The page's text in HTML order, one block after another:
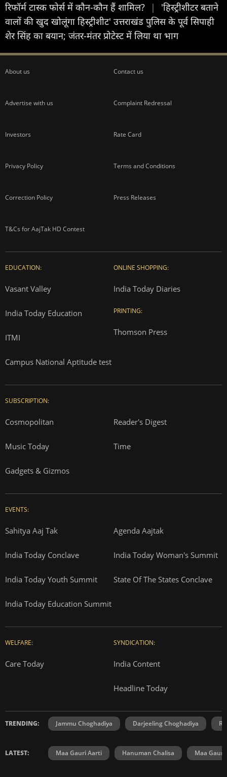
रिफॉर्म टास्क फोर्स में कौन-कौन हैं शामिल?
|
'हिस्ट्रीशीटर बताने
वालों की खुद खोलूंगा हिस्ट्रीशीट' उत्तराखंड पुलिस के पूर्व सिपाही
शेर सिंह का बयान; जंतर-मंतर प्रोटेस्ट में लिया था भाग
About us Contact us
Advertise with us Complaint Redressal
Investors Rate Card
Privacy Policy Terms and Conditions
Correction Policy Press Releases
T&Cs for AajTak HD Contest
EDUCATION:
Vasant Valley
India Today Education
ITMI
Campus National Aptitude test
ONLINE SHOPPING:
India Today Diaries
PRINTING:
Thomson Press
SUBSCRIPTION:
Cosmopolitan Reader's Digest
Music Today Time
Gadgets & Gizmos
EVENTS:
Sahitya Aaj Tak Agenda Aajtak
India Today Conclave India Today Woman's Summit
India Today Youth Summit State Of The States Conclave
India Today Education Summit
WELFARE:
Care Today
SYNDICATION:
India Content
Headline Today
TRENDING: Jammu Choghadiya Darjeeling Choghadiya
LATEST: Maa Gauri Aarti Hanuman Chalisa Maa Gauri